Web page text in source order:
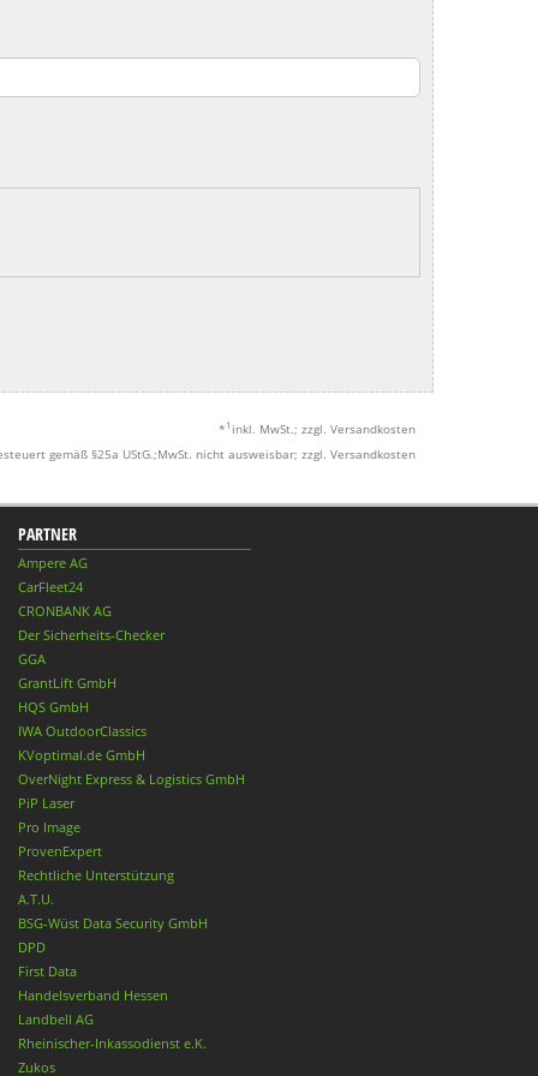
* 1 inkl. MwSt.; zzgl. Versandkosten
gemäß §25a UStG.;MwSt. nicht ausweisbar; zzgl. Versandkosten
PARTNER
Ampere AG
CarFleet24
CRONBANK AG
Der Sicherheits-Checker
GGA
GrantLift GmbH
HQS GmbH
IWA OutdoorClassics
KVoptimal.de GmbH
OverNight Express & Logistics GmbH
PiP Laser
Pro Image
ProvenExpert
Rechtliche Unterstützung
A.T.U.
BSG-Wüst Data Security GmbH
DPD
First Data
Handelsverband Hessen
Landbell AG
Rheinischer-Inkassodienst e.K.
Zukos